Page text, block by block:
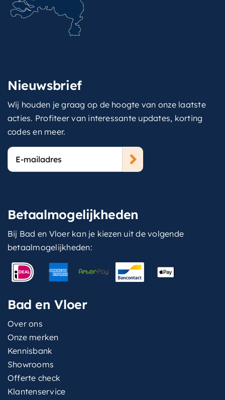
Nieuwsbrief
Wij houden je graag op de hoogte van onze laatste
acties. Profiteer van interessante updates, korting
codes en meer.
E-
mailadres
Betaalmogelijkheden
Bij Bad en Vloer kan je kiezen uit de volgende
betaalmogelijkheden:
Bad en Vloer
Over ons
Onze merken
Kennisbank
Showrooms
Offerte check
Klantenservice